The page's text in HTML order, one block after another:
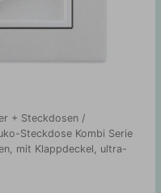
+ Steckdosen /
Steckdose Kombi Serie
mit Klappdeckel, ultra-